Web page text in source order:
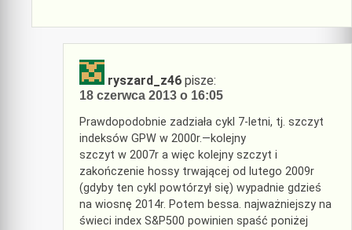
ryszard_z46 pisze:
18 czerwca 2013 o 16:05
Prawdopodobnie zadziała cykl 7-letni, tj. szczyt
indeksów GPW w 2000r.—kolejny
szczyt w 2007r a więc kolejny szczyt i
zakończenie hossy trwającej od lutego 2009r
(gdyby ten cykl powtórzył się) wypadnie gdzieś
na wiosnę 2014r. Potem bessa. najważniejszy na
świeci index S&P500 powinien spaść poniżej